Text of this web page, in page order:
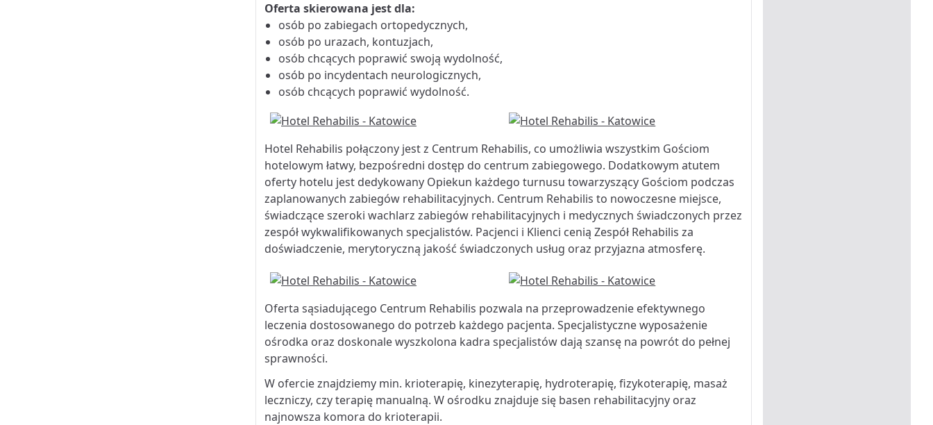
Oferta skierowana jest dla:
osób po zabiegach ortopedycznych,
osób po urazach, kontuzjach,
osób chcących poprawić swoją wydolność,
osób po incydentach neurologicznych,
osób chcących poprawić wydolność.
Hotel Rehabilis połączony jest z Centrum Rehabilis, co umożliwia wszystkim Gościom
hotelowym łatwy, bezpośredni dostęp do centrum zabiegowego. Dodatkowym atutem
oferty hotelu jest dedykowany Opiekun każdego turnusu towarzyszący Gościom podczas
zaplanowanych zabiegów rehabilitacyjnych. Centrum Rehabilis to nowoczesne miejsce,
świadczące szeroki wachlarz zabiegów rehabilitacyjnych i medycznych świadczonych przez
zespół wykwalifikowanych specjalistów. Pacjenci i Klienci cenią Zespół Rehabilis za
doświadczenie, merytoryczną jakość świadczonych usług oraz przyjazna atmosferę.
Oferta sąsiadującego Centrum Rehabilis pozwala na przeprowadzenie efektywnego
leczenia dostosowanego do potrzeb każdego pacjenta. Specjalistyczne wyposażenie
ośrodka oraz doskonale wyszkolona kadra specjalistów dają szansę na powrót do pełnej
sprawności.
W ofercie znajdziemy min. krioterapię, kinezyterapię, hydroterapię, fizykoterapię, masaż
leczniczy, czy terapię manualną. W ośrodku znajduje się basen rehabilitacyjny oraz
najnowsza komora do krioterapii.